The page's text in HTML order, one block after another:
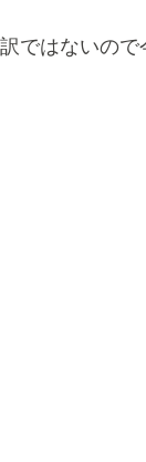
ではないので